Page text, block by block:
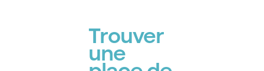
Trouver
une